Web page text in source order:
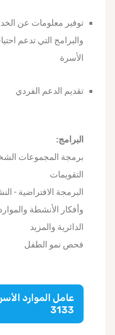
توفير معلومات عن
والبرامج التي تدعم
الأسرة
تقديم الدعم الفردي
البرامج:
برمجة المجموعات
التقويمات
البرمجة الافتراضية -
وأفكار الأنشطة
الدائرية والمزيد
فحص نمو الطفل
عامل الموارد
3133